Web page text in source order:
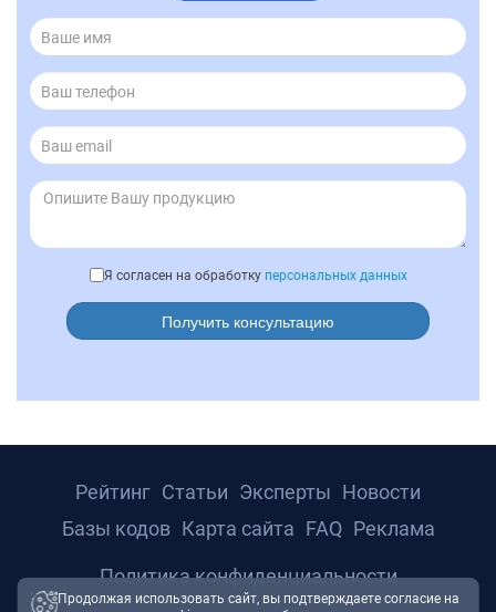
Я согласен на обработку персональных данных
Получить консультацию
Рейтинг Статьи Эксперты Новости
Базы кодов Карта сайта FAQ Реклама
Политика конфиденциальности
Продолжая использовать сайт, вы подтверждаете согласие на